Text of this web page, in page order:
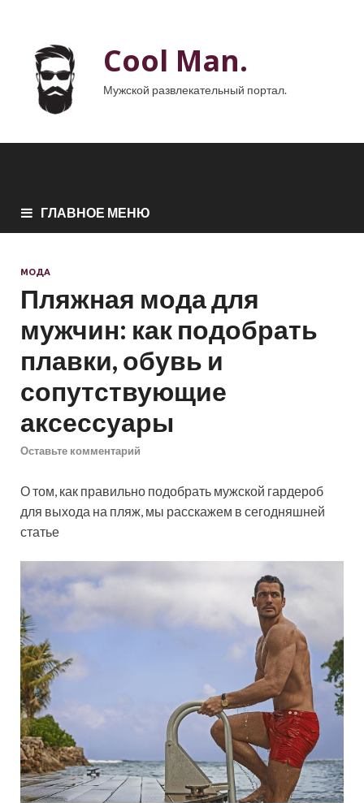
Cool Man.
Мужской развлекательный портал.
ГЛАВНОЕ МЕНЮ
МОДА
Пляжная мода для
мужчин: как подобрать
плавки, обувь и
сопутствующие
аксессуары
Оставьте комментарий
О том, как правильно подобрать мужской гардероб
для выхода на пляж, мы расскажем в сегодняшней
статье